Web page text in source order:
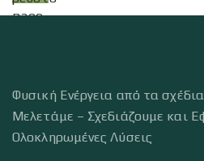
Φυσική Ενέργεια από τα σχέδια
Μελετάμε – Σχεδιάζουμε και
Ολοκληρωμένες Λύσεις